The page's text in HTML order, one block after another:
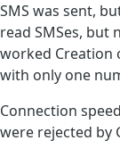
SMS was sent,
read SMSes, but
worked Creation
with only one
Connection
were rejected by